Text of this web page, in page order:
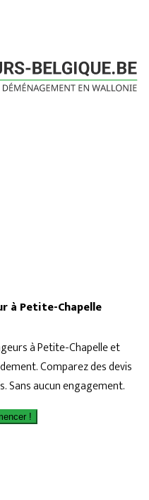
à Petite-Chapelle
à Petite-Chapelle et
Comparez des devis
Sans aucun engagement.
!